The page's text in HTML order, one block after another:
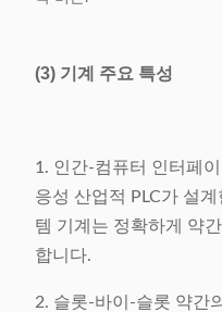
(3) 기계 주요 특성
1. 인간-컴퓨터 인터페
응성 산업적 PLC가 설
템 기계는 정확하게 약
합니다.
2. 슬롯-바이-슬롯 약간